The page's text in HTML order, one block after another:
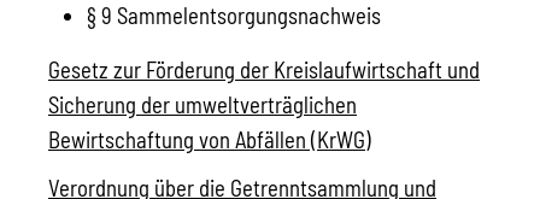
§ 9 Sammelentsorgungsnachweis
Gesetz zur Förderung der Kreislaufwirtschaft und
Sicherung der umweltverträglichen
Bewirtschaftung von Abfällen (KrWG)
Verordnung über die Getrenntsammlung und